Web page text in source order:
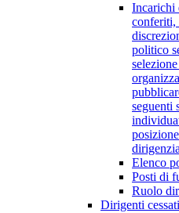
Incarichi
politico
seguenti
Elenco
Posti di
Ruolo
Dirigenti cessati